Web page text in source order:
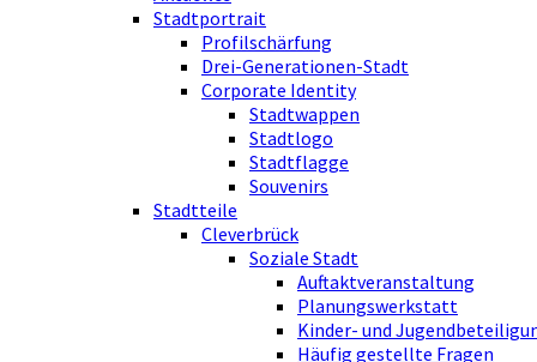
Stadtportrait
Profilschärfung
Drei-Generationen-Stadt
Corporate Identity
Stadtwappen
Stadtlogo
Stadtflagge
Souvenirs
Stadtteile
Cleverbrück
Soziale Stadt
Auftaktveranstaltung
Planungswerkstatt
Kinder- und
Häufig gestellte Fragen